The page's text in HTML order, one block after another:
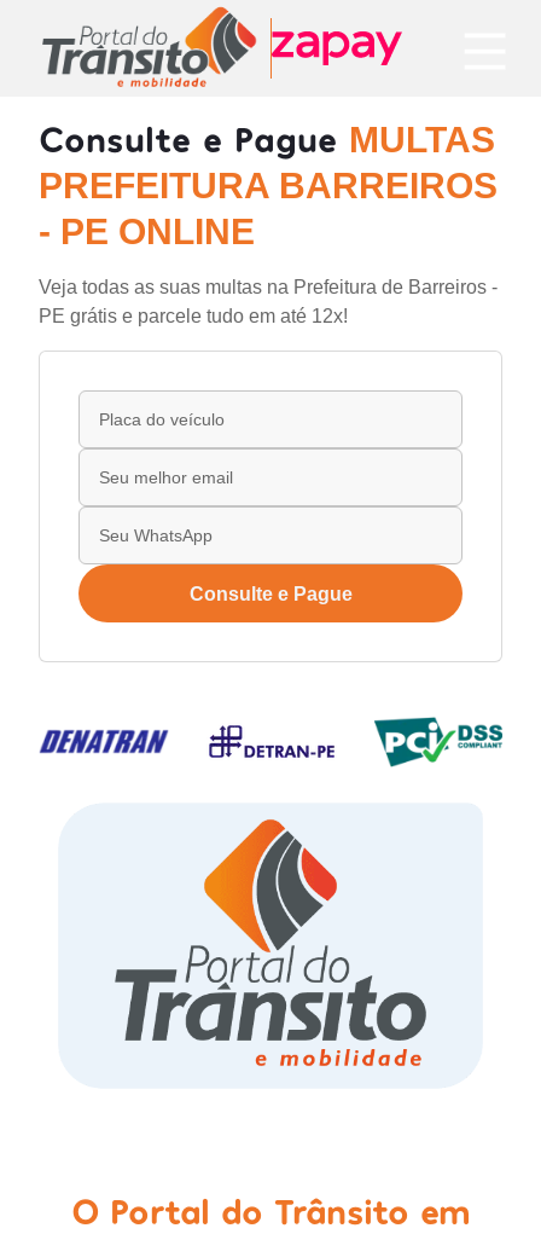
Consulte e Pague MULTAS
PREFEITURA BARREIROS
- PE ONLINE
Veja todas as suas multas na Prefeitura de Barreiros -
PE grátis e parcele tudo em até 12x!
Consulte e Pague
O Portal do Trânsito em